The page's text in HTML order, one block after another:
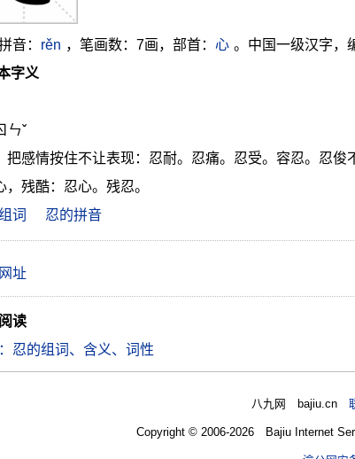
音： rěn ，笔画数：7画，部首： 心 。中国一级汉字，
字义
ㄣˇ
把感情按住不让表现：忍耐。忍痛。忍受。容忍。忍俊
，残酷：忍心。残忍。
词
忍的拼音
读
忍的组词、含义、词性
八九网 bajiu.cn
Copyright © 2006-2026 Bajiu Internet